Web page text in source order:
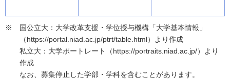
国公立大：大学改革支援・学位授与機構「大学基本情報」
（https://portal.niad.ac.jp/ptrt/table.html）より作成
私立大：大学ポートレート（https://portraits.niad.ac.jp/）より
作成
なお、募集停止した学部・学科を含むことがあります。